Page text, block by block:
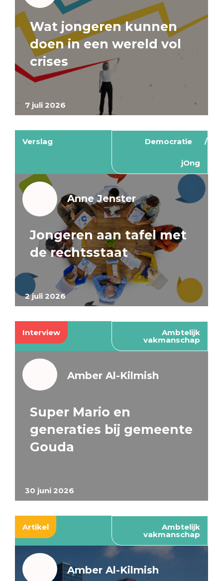
7 juli 2026
Wat jongeren kunnen
doen in een wereld vol
crises
Verslag Democratie
jOng
2 juli 2026
Anne Jenster
Jongeren aan tafel met
de rechtsstaat
Interview Ambtelijk
vakmanschap
30 juni 2026
Amber Al-Kilmish
Super Mario en
generaties bij gemeente
Gouda
Artikel Ambtelijk
vakmanschap
Amber Al-Kilmish